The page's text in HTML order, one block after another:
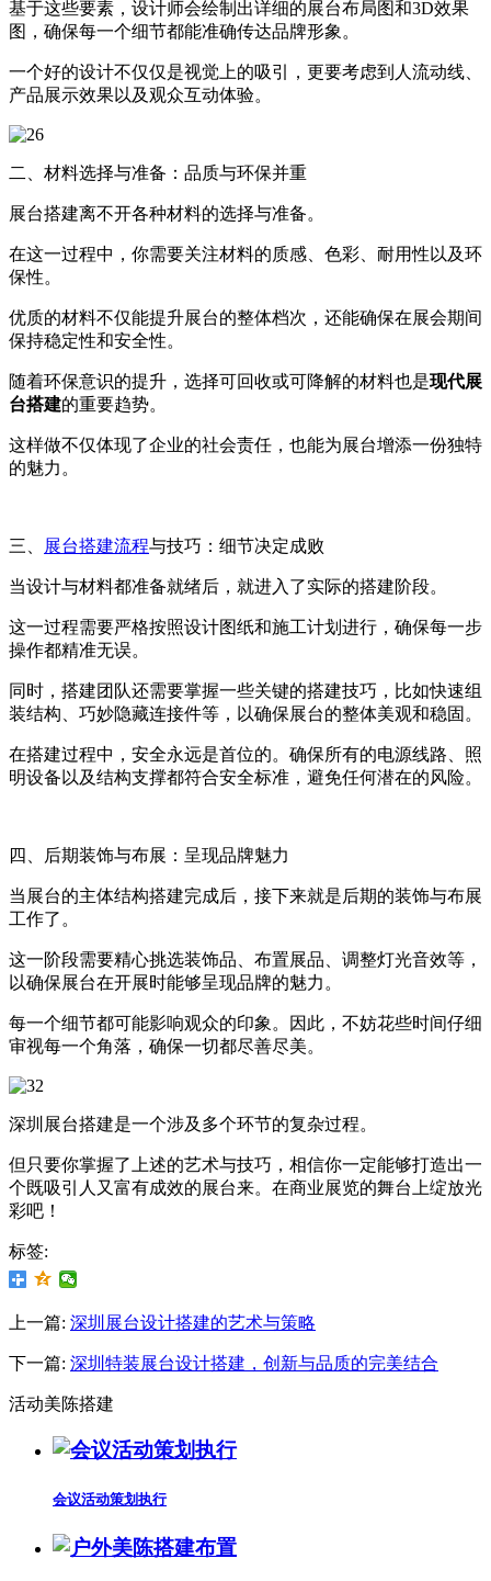
基于这些要素，设计师会绘制出详细的展台布局图和3D效果
图，确保每一个细节都能准确传达品牌形象。
一个好的设计不仅仅是视觉上的吸引，更要考虑到人流动线、
产品展示效果以及观众互动体验。
二、材料选择与准备：品质与环保并重
展台搭建离不开各种材料的选择与准备。
在这一过程中，你需要关注材料的质感、色彩、耐用性以及环
保性。
优质的材料不仅能提升展台的整体档次，还能确保在展会期间
保持稳定性和安全性。
随着环保意识的提升，选择可回收或可降解的材料也是现代展
台搭建的重要趋势。
这样做不仅体现了企业的社会责任，也能为展台增添一份独特
的魅力。
三、 展台搭建流程与技巧：细节决定成败
当设计与材料都准备就绪后，就进入了实际的搭建阶段。
这一过程需要严格按照设计图纸和施工计划进行，确保每一步
操作都精准无误。
同时，搭建团队还需要掌握一些关键的搭建技巧，比如快速组
装结构、巧妙隐藏连接件等，以确保展台的整体美观和稳固。
在搭建过程中，安全永远是首位的。确保所有的电源线路、照
明设备以及结构支撑都符合安全标准，避免任何潜在的风险。
四、后期装饰与布展：呈现品牌魅力
当展台的主体结构搭建完成后，接下来就是后期的装饰与布展
工作了。
这一阶段需要精心挑选装饰品、布置展品、调整灯光音效等，
以确保展台在开展时能够呈现品牌的魅力。
每一个细节都可能影响观众的印象。因此，不妨花些时间仔细
审视每一个角落，确保一切都尽善尽美。
深圳展台搭建是一个涉及多个环节的复杂过程。
但只要你掌握了上述的艺术与技巧，相信你一定能够打造出一
个既吸引人又富有成效的展台来。在商业展览的舞台上绽放光
彩吧！
标签:
上一篇: 深圳展台设计搭建的艺术与策略
下一篇: 深圳特装展台设计搭建，创新与品质的完美结合
活动美陈搭建
会议活动策划执行